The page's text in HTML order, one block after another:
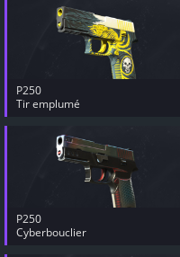
P250
Tir emplumé
P250
Cyberbouclier